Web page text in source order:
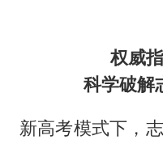
权威
科学破
新高考模式下，